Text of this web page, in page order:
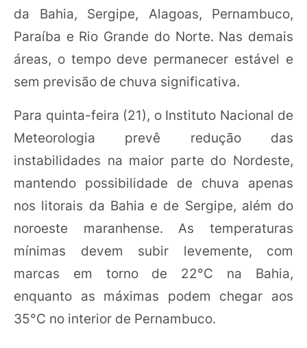
da Bahia, Sergipe, Alagoas, Pernambuco,
Paraíba e Rio Grande do Norte. Nas demais
áreas, o tempo deve permanecer estável e
sem previsão de chuva significativa.
Para quinta-feira (21), o Instituto Nacional de
Meteorologia prevê redução das
instabilidades na maior parte do Nordeste,
mantendo possibilidade de chuva apenas
nos litorais da Bahia e de Sergipe, além do
noroeste maranhense. As temperaturas
mínimas devem subir levemente, com
marcas em torno de 22°C na Bahia,
enquanto as máximas podem chegar aos
35°C no interior de Pernambuco.